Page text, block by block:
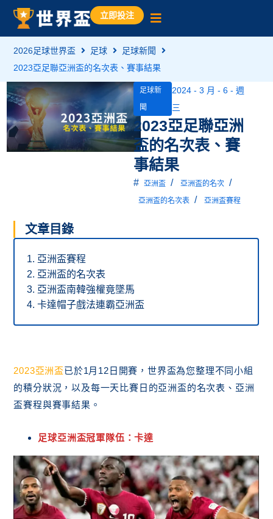
立即投注
2026足球世界盃 足球
足球新聞
2023亞足聯亞洲盃的名次表、賽事結果
足球新
聞
2024 - 3 月 - 6 - 週
三
2023亞足聯亞洲
盃的名次表、賽
事結果
# 亞洲盃 / 亞洲盃的名次 /
亞洲盃的名次表 / 亞洲盃賽程
文章目錄
亞洲盃賽程
亞洲盃的名次表
亞洲盃南韓強權竟墜馬
卡達帽子戲法連霸亞洲盃
2023亞洲盃已於1月12日開賽，世界盃為您整理不同小組
的積分狀況，以及每一天比賽日的亞洲盃的名次表、亞洲
盃賽程與賽事結果。
足球亞洲盃冠軍隊伍：卡達